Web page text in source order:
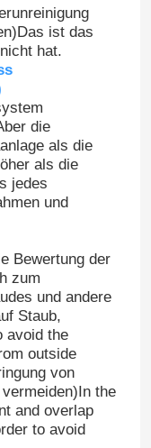
ist das
hat.
die
als die
als die
jedes
und
Bewertung der
zum
und andere
Staub,
avoid the
outside
von
the
and overlap
to avoid